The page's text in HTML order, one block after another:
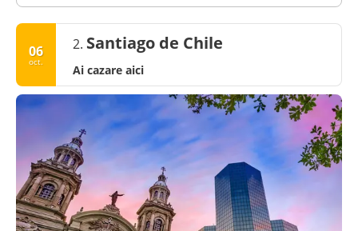
06
oct.
2. Santiago de Chile
Ai cazare aici